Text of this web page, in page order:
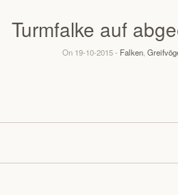
Turmfalke auf
On 19-10-2015 - Falken,